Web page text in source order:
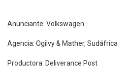
Anunciante: Volkswagen
Agencia: Ogilvy & Mather, Sudáfrica
Productora: Deliverance Post